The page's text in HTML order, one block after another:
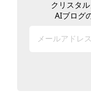
クリスタ
AIブログ